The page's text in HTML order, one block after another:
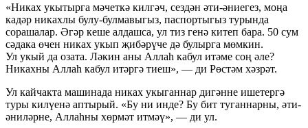
«Никах укытырга мәчеткә килгәч, сездән әти-әниегез, моңа
кадәр никахлы булу-булмавыгыз, паспортыгыз турында
сорашалар. Әгәр кеше алдашса, ул тиз генә китеп бара. 50 сум
сәдака өчен никах укып җибәрүче дә булырга мөмкин.
Ул укый да озата. Ләкин аны Аллаһ кабул итәме соң әле?
Никахны Аллаһ кабул итәргә тиеш», — ди Рөстәм хәзрәт.
Ул кайчакта машинада никах укыганнар дигәнне ишетергә
туры килүенә аптырый. «Бу ни инде? Бу бит туганнарны, әти-
әниләрне, Аллаһны хөрмәт итмәү», — ди ул.